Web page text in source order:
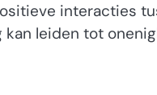
interacties
leiden tot